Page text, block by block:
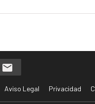
Aviso Legal Privacidad